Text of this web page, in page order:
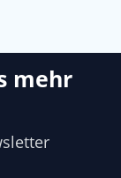
mehr